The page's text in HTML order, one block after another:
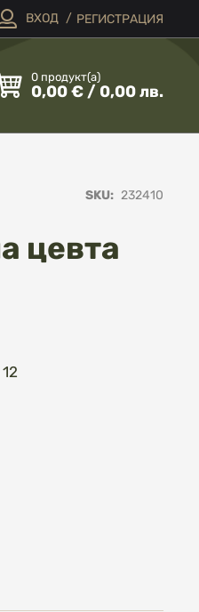
ВХОД РЕГИСТРАЦИЯ
0 продукт(а)
0,00 € / 0,00 лв.
SKU 232410
цевта